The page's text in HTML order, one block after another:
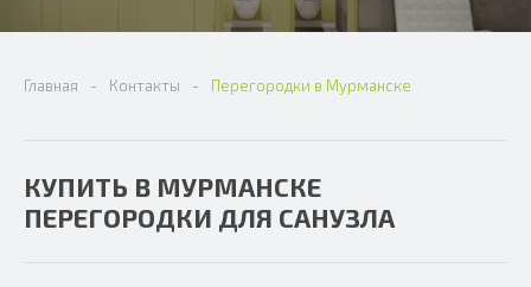
Главная Контакты Перегородки в Мурманске
КУПИТЬ В МУРМАНСКЕ
ПЕРЕГОРОДКИ ДЛЯ САНУЗЛА